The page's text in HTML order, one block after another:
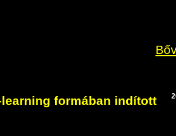
formában indított